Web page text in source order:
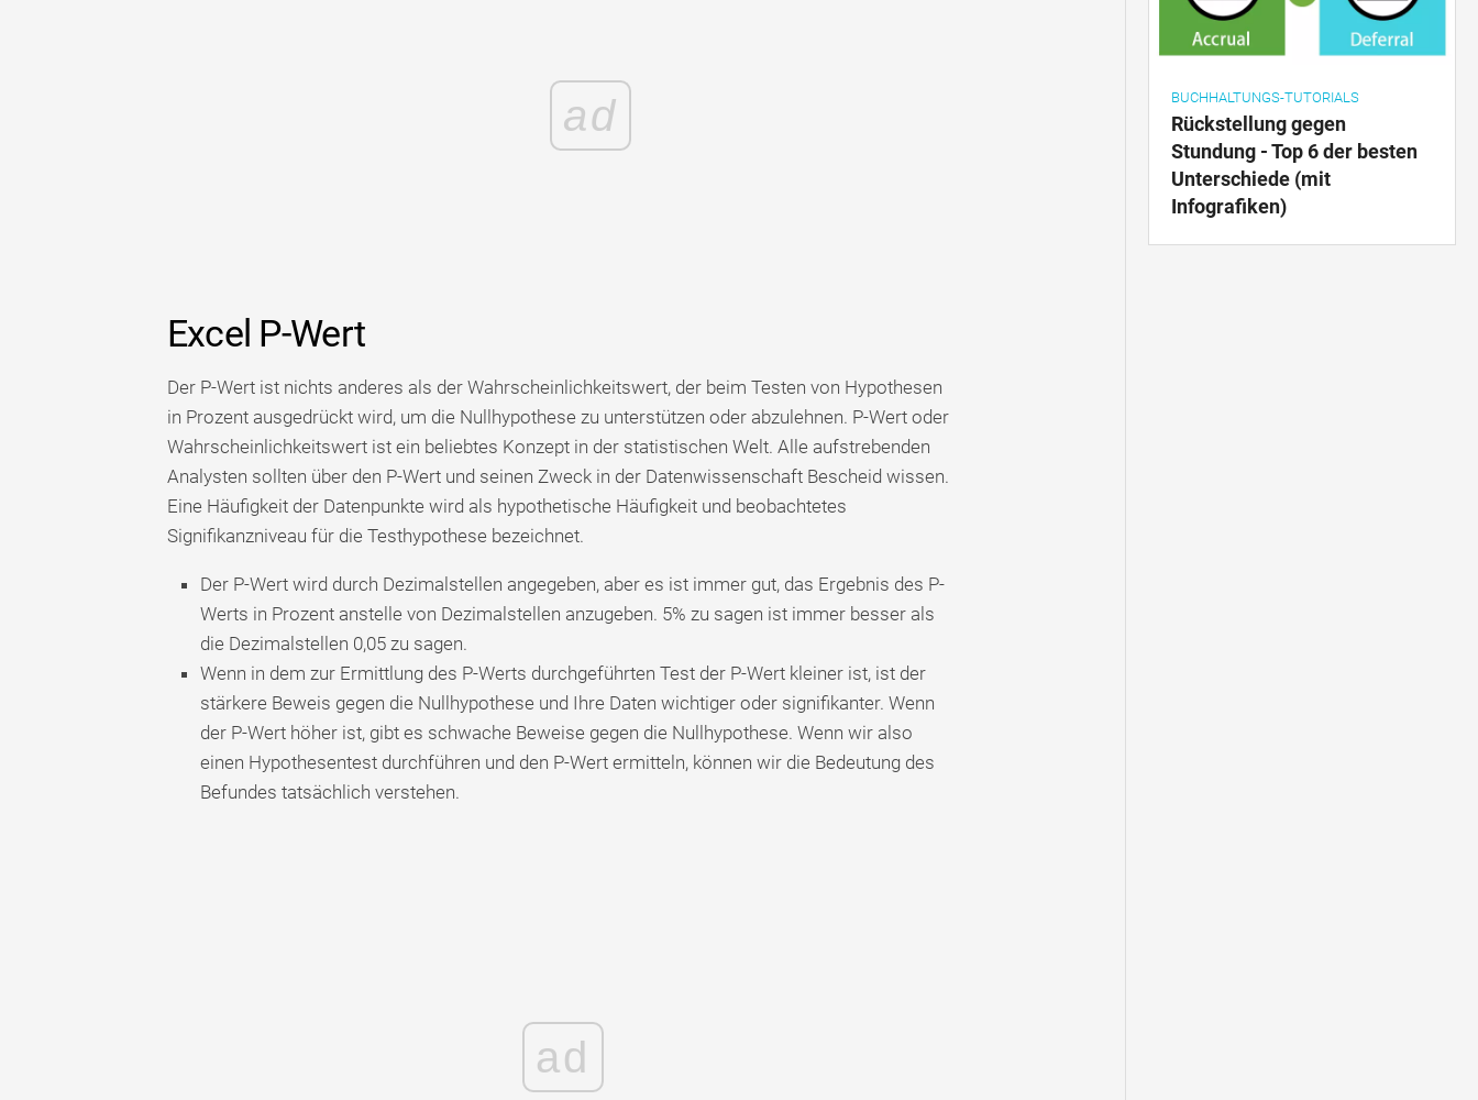
ad
Excel P-Wert
Der P-Wert ist nichts anderes als der Wahrscheinlichkeitswert, der beim Testen von Hypothesen
in Prozent ausgedrückt wird, um die Nullhypothese zu unterstützen oder abzulehnen. P-Wert oder
Wahrscheinlichkeitswert ist ein beliebtes Konzept in der statistischen Welt. Alle aufstrebenden
Analysten sollten über den P-Wert und seinen Zweck in der Datenwissenschaft Bescheid wissen.
Eine Häufigkeit der Datenpunkte wird als hypothetische Häufigkeit und beobachtetes
Signifikanzniveau für die Testhypothese bezeichnet.
Der P-Wert wird durch Dezimalstellen angegeben, aber es ist immer gut, das Ergebnis des P-
Werts in Prozent anstelle von Dezimalstellen anzugeben. 5% zu sagen ist immer besser als
die Dezimalstellen 0,05 zu sagen.
Wenn in dem zur Ermittlung des P-Werts durchgeführten Test der P-Wert kleiner ist, ist der
stärkere Beweis gegen die Nullhypothese und Ihre Daten wichtiger oder signifikanter. Wenn
der P-Wert höher ist, gibt es schwache Beweise gegen die Nullhypothese. Wenn wir also
einen Hypothesentest durchführen und den P-Wert ermitteln, können wir die Bedeutung des
Befundes tatsächlich verstehen.
ad
BUCHHALTUNGS-TUTORIALS
Rückstellung gegen
Stundung - Top 6 der besten
Unterschiede (mit
Infografiken)